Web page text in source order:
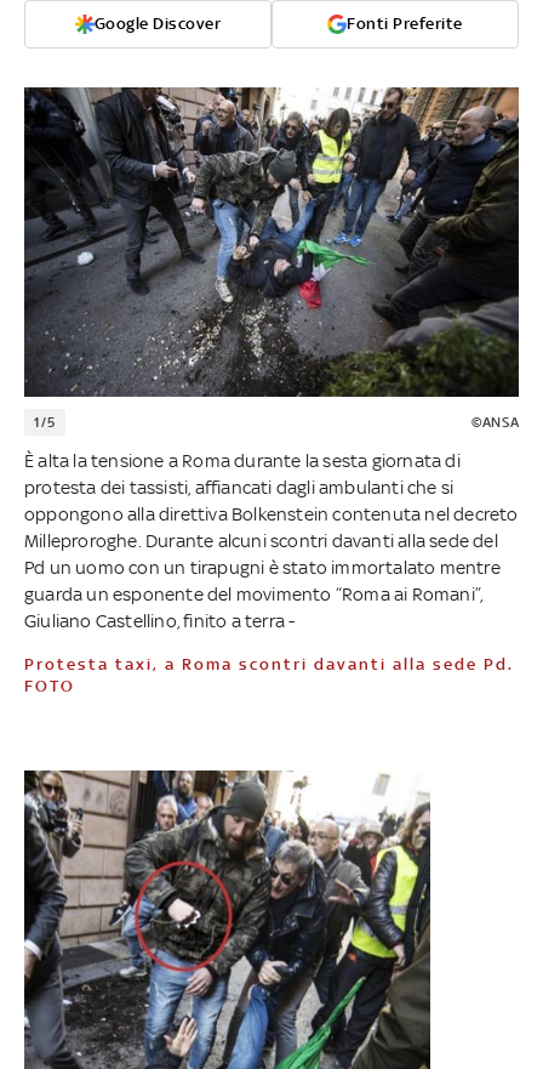
Google Discover Fonti Preferite
1/5 ©ANSA
È alta la tensione a Roma durante la sesta giornata di
protesta dei tassisti, affiancati dagli ambulanti che si
oppongono alla direttiva Bolkenstein contenuta nel decreto
Milleproroghe. Durante alcuni scontri davanti alla sede del
Pd un uomo con un tirapugni è stato immortalato mentre
guarda un esponente del movimento “Roma ai Romani”,
Giuliano Castellino, finito a terra -
Protesta taxi, a Roma scontri davanti alla sede Pd.
FOTO